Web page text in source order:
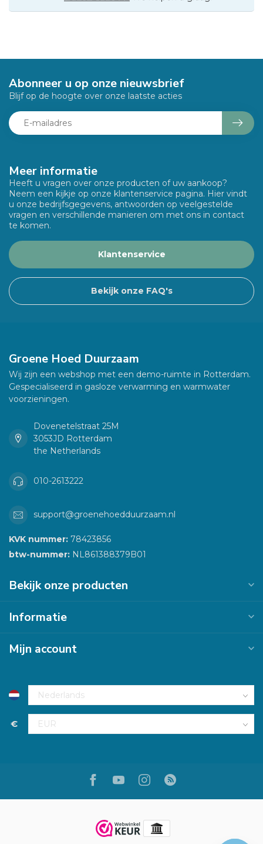
Meer informatie
Heeft u vragen over onze producten of uw aankoop?
Neem een kijkje op onze klantenservice pagina. Hier vindt
u onze bedrijfsgegevens, antwoorden op veelgestelde
vragen en verschillende manieren om met ons in contact
te komen.
Klantenservice
Bekijk onze FAQ's
Abonneer u op onze nieuwsbrief
Blijf op de hoogte over onze laatste acties
Groene Hoed Duurzaam
Wij zijn een webshop met een demo-ruimte in Rotterdam.
Gespecialiseerd in gasloze verwarming en warmwater
voorzieningen.
Dovenetelstraat 25M
3053JD Rotterdam
the Netherlands
010-2613222
support@groenehoedduurzaam.nl
KVK nummer: 78423856
btw-nummer: NL861388379B01
Bekijk onze producten
Informatie
Mijn account
€